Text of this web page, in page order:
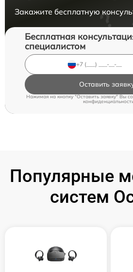
Закажите бесплатную
Бесплатная
специалистом
Оставить
Нажимая на кнопку "Оставить заявку" Вы
Популярные
систем